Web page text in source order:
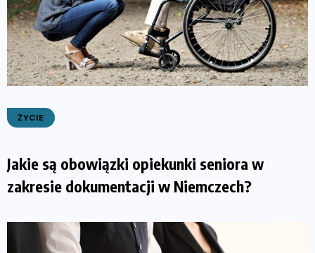
ŻYCIE
Jakie są obowiązki opiekunki seniora w
zakresie dokumentacji w Niemczech?